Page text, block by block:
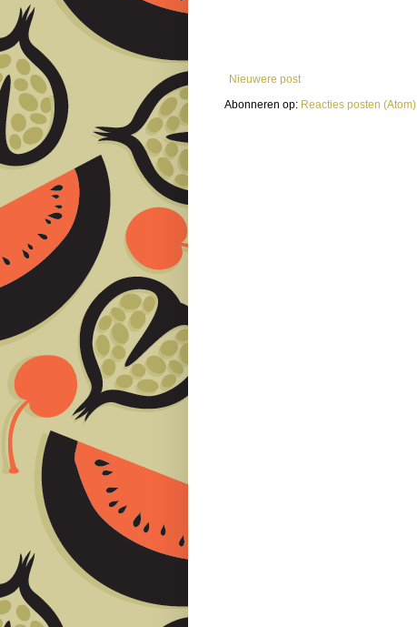
Nieuwere post
Abonneren op: Reacties posten (Atom)